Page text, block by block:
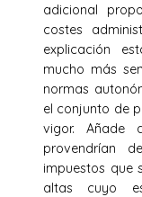
adicional
costes
explicación
mucho más
normas
el conjunto de
vigor. Añade
provendrían
impuestos que
altas cuyo